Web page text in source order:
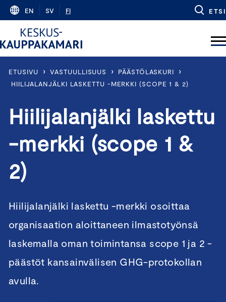
Skip
content
EN SV FI ETSI
ETUSIVU › VASTUULLISUUS › PÄÄSTÖLASKURI ›
HIILIJALANJÄLKI LASKETTU -MERKKI (SCOPE 1 & 2)
Hiilijalanjälki laskettu
-merkki (scope 1 &
2)
Hiilijalanjälki laskettu -merkki osoittaa
organisaation aloittaneen ilmastotyönsä
laskemalla oman toimintansa scope 1 ja 2 -
päästöt kansainvälisen GHG-protokollan
avulla.